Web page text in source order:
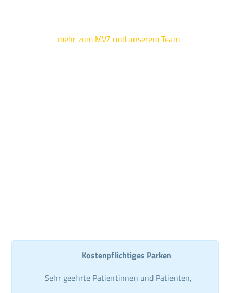
mehr zum MVZ und unserem Team
Kostenpflichtiges Parken
Sehr geehrte Patientinnen und Patienten,